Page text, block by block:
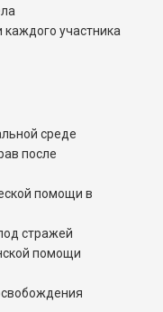
каждого участника
среде
после
помощи в
стражей
помощи